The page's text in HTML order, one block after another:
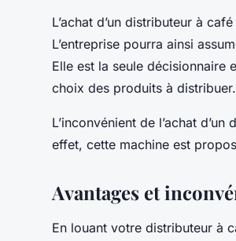
L’achat d’un distributeur à
L’entreprise pourra ainsi
Elle est la seule
choix des produits à distribuer.
L’inconvénient de l’achat
effet, cette machine est
Avantages et
En louant votre distributeur à